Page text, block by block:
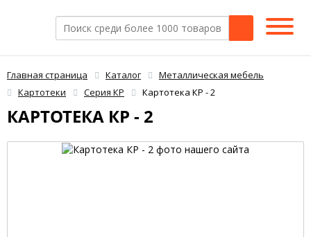
Главная страница Каталог
Металлическая мебель
Картотеки
Серия КР Картотека КР - 2
КАРТОТЕКА КР - 2